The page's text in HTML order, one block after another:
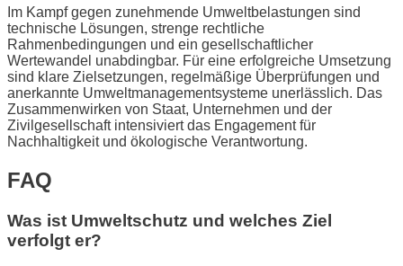
Im Kampf gegen zunehmende Umweltbelastungen sind
technische Lösungen, strenge rechtliche
Rahmenbedingungen und ein gesellschaftlicher
Wertewandel unabdingbar. Für eine erfolgreiche Umsetzung
sind klare Zielsetzungen, regelmäßige Überprüfungen und
anerkannte Umweltmanagementsysteme unerlässlich. Das
Zusammenwirken von Staat, Unternehmen und der
Zivilgesellschaft intensiviert das Engagement für
Nachhaltigkeit und ökologische Verantwortung.
FAQ
Was ist Umweltschutz und welches Ziel
verfolgt er?